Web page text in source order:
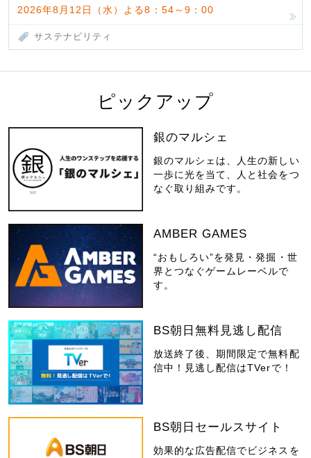
2026年8月12日（水）よる8：54～9：00
サステナビリティ
ピックアップ
銀のマルシェ
銀のマルシェは、人生の新しい
一歩に光を当て、人と社会をつ
なぐ取り組みです。
AMBER GAMES
“おもしろい”を発見・発掘・世
界とつなぐゲームレーベルで
す。
BS朝日無料見逃し配信
放送終了後、期間限定で無料配
信中！見逃し配信はTVerで！
BS朝日セールスサイト
効果的な広告配信でビジネスを